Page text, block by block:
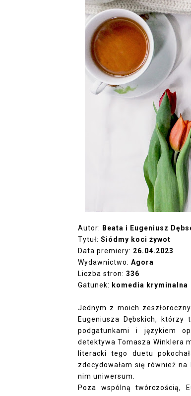
Autor: Beata i Eugeniusz
Tytuł: Siódmy koci żywot
Data premiery: 26.04.2023
Wydawnictwo: Agora
Liczba stron: 336
Gatunek: komedia kryminalna
Jednym z moich
Eugeniusza Dębskich,
podgatunkami i językiem
detektywa Tomasza Winklera
literacki tego duetu
zdecydowałam się również
nim uniwersum.
Poza wspólną twórczością,